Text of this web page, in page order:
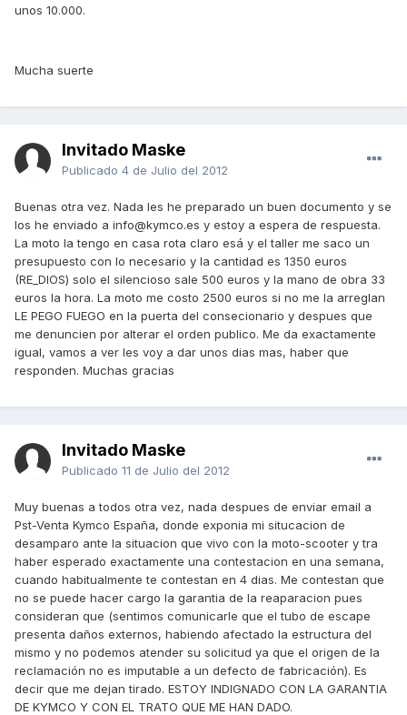
unos 10.000.
Mucha suerte
Invitado Maske
Publicado 4 de Julio del 2012
Buenas otra vez. Nada les he preparado un buen documento y se
los he enviado a info@kymco.es y estoy a espera de respuesta.
La moto la tengo en casa rota claro esá y el taller me saco un
presupuesto con lo necesario y la cantidad es 1350 euros
(RE_DIOS) solo el silencioso sale 500 euros y la mano de obra 33
euros la hora. La moto me costo 2500 euros si no me la arreglan
LE PEGO FUEGO en la puerta del consecionario y despues que
me denuncien por alterar el orden publico. Me da exactamente
igual, vamos a ver les voy a dar unos dias mas, haber que
responden. Muchas gracias
Invitado Maske
Publicado 11 de Julio del 2012
Muy buenas a todos otra vez, nada despues de enviar email a
Pst-Venta Kymco España, donde exponia mi situcacion de
desamparo ante la situacion que vivo con la moto-scooter y tra
haber esperado exactamente una contestacion en una semana,
cuando habitualmente te contestan en 4 dias. Me contestan que
no se puede hacer cargo la garantia de la reaparacion pues
consideran que (sentimos comunicarle que el tubo de escape
presenta daños externos, habiendo afectado la estructura del
mismo y no podemos atender su solicitud ya que el origen de la
reclamación no es imputable a un defecto de fabricación). Es
decir que me dejan tirado. ESTOY INDIGNADO CON LA GARANTIA
DE KYMCO Y CON EL TRATO QUE ME HAN DADO.